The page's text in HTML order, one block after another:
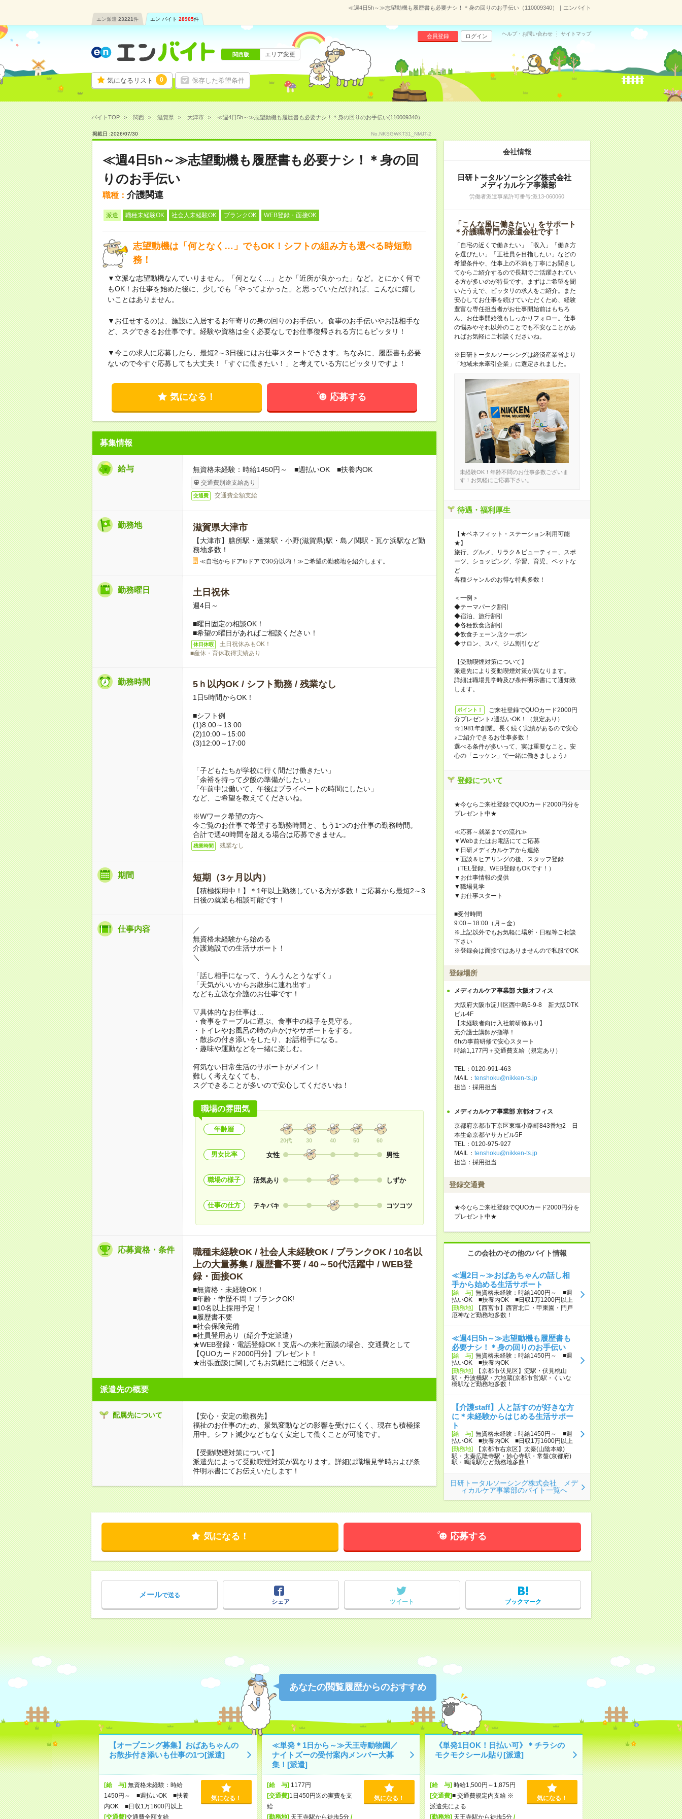
≪週4日5h～≫志望動機も履歴書も必要ナシ！＊身の回りのお手伝い（110009340）｜エンバイト
エン派遣 23221件 エン バイト 28905件
気になるリスト 0 保存した希望条件
会員登録 ログイン ヘルプ・お問い合わせ サイトマップ
関西版 エリア変更
バイトTOP 関西 滋賀県 大津市 ≪週4日5h～≫志望動機も履歴書も必要ナシ！＊身の回りのお手伝い(110009340）
掲載日 :2026/07/30 No.NKSGWKT31_NMJT-2
≪週4日5h～≫志望動機も履歴書も必要ナシ！＊身の回
りのお手伝い
職種： 介護関連
派遣 職種未経験OK 社会人未経験OK ブランクOK WEB登録・面接OK
志望動機は「何となく…」でもOK！シフトの組み方も選べる時短勤
務！
▼立派な志望動機なんていりません。「何となく…」とか「近所が良かった」など。とにかく何で
もOK！お仕事を始めた後に、少しでも「やってよかった」と思っていただければ、こんなに嬉し
いことはありません。
▼お任せするのは、施設に入居するお年寄りの身の回りのお手伝い。食事のお手伝いやお話相手な
ど、スグできるお仕事です。経験や資格は全く必要なしでお仕事復帰される方にもピッタリ！
▼今この求人に応募したら、最短2～3日後にはお仕事スタートできます。ちなみに、履歴書も必要
ないので今すぐ応募しても大丈夫！「すぐに働きたい！」と考えている方にピッタリですよ！
気になる！ 応募する
募集情報
給与 無資格未経験：時給1450円～ ■週払いOK ■扶養内OK
交通費別途支給あり
交通費 交通費全額支給
勤務地 滋賀県大津市
【大津市】膳所駅・蓬莱駅・小野(滋賀県)駅・島ノ関駅・瓦ケ浜駅など勤
務地多数！
≪自宅からドアtoドアで30分以内！≫ご希望の勤務地を紹介します。
勤務曜日 土日祝休
週4日～
■曜日固定の相談OK！
■希望の曜日があればご相談ください！
休日休暇
土日祝休みもOK！
■産休・育休取得実績あり
勤務時間 5ｈ以内OK / シフト勤務 / 残業なし
1日5時間からOK！
■シフト例
(1)8:00～13:00
(2)10:00～15:00
(3)12:00～17:00
「子どもたちが学校に行く間だけ働きたい」
「余裕を持って夕飯の準備がしたい」
「午前中は働いて、午後はプライベートの時間にしたい」
など、ご希望を教えてくださいね。
※Wワーク希望の方へ
今ご覧のお仕事で希望する勤務時間と、もう1つのお仕事の勤務時間。
合計で週40時間を超える場合は応募できません。
残業時間 残業なし
期間 短期（3ヶ月以内）
【積極採用中！】＊1年以上勤務している方が多数！ご応募から最短2～3
日後の就業も相談可能です！
仕事内容
／
無資格未経験から始める
介護施設での生活サポート！
＼
「話し相手になって、うんうんとうなずく」
「天気がいいからお散歩に連れ出す」
なども立派な介護のお仕事です！
▽具体的なお仕事は…
・食事をテーブルに運ぶ、食事中の様子を見守る。
・トイレやお風呂の時の声かけやサポートをする。
・散歩の付き添いをしたり、お話相手になる。
・趣味や運動などを一緒に楽しむ。
何気ない日常生活のサポートがメイン！
難しく考えなくても、
スグできることが多いので安心してくださいね！
職場の雰囲気
年齢層
20代 30 40 50 60
男女比率 女性 男性
職場の様子 活気あり しずか
仕事の仕方 テキパキ コツコツ
応募資格・条件
職種未経験OK / 社会人未経験OK / ブランクOK / 10名以
上の大量募集 / 履歴書不要 / 40～50代活躍中 / WEB登
録・面接OK
■無資格・未経験OK！
■年齢・学歴不問！ブランクOK!
■10名以上採用予定！
■履歴書不要
■社会保険完備
■社員登用あり（紹介予定派遣）
★WEB登録・電話登録OK！支店への来社面談の場合、交通費として
【QUOカード2000円分】プレゼント！
★出張面談に関してもお気軽にご相談ください。
派遣先の概要
配属先について
【安心・安定の勤務先】
福祉のお仕事のため、景気変動などの影響を受けにくく、現在も積極採
用中。シフト減少などもなく安定して働くことが可能です。
【受動喫煙対策について】
派遣先によって受動喫煙対策が異なります。詳細は職場見学時および条
件明示書にてお伝えいたします！
会社情報
日研トータルソーシング株式会社
メディカルケア事業部
労働者派遣事業許可番号:派13-060060
「こんな風に働きたい」をサポート
＊介護職専門の派遣会社です！
「自宅の近くで働きたい」「収入」「働き方
を選びたい」「正社員を目指したい」などの
希望条件や、仕事上の不満も丁寧にお聞きし
てからご紹介するので長期でご活躍されてい
る方が多いのが特長です。まずはご希望を聞
いたうえで、ピッタリの求人をご紹介。また
安心してお仕事を続けていただくため、経験
豊富な専任担当者がお仕事開始前はもちろ
ん、お仕事開始後もしっかりフォロー。仕事
の悩みやそれ以外のことでも不安なことがあ
ればお気軽にご相談くださいね。
※日研トータルソーシングは経済産業省より
「地域未来牽引企業」に選定されました。
未経験OK！年齢不問のお仕事多数ございま
す！お気軽にご応募下さい。
待遇・福利厚生
【★ベネフィット・ステーション利用可能
★】
旅行、グルメ、リラク＆ビューティー、スポ
ーツ、ショッピング、学習、育児、ペットな
ど
各種ジャンルのお得な特典多数！
＜一例＞
◆テーマパーク割引
◆宿泊、旅行割引
◆各種飲食店割引
◆飲食チェーン店クーポン
◆サロン、スパ、ジム割引など
【受動喫煙対策について】
派遣先により受動喫煙対策が異なります。
詳細は職場見学時及び条件明示書にて通知致
します。
ポイント！
ご来社登録でQUOカード2000円
分プレゼント♪週払いOK！（規定あり）
☆1981年創業。長く続く実績があるので安心
♪ご紹介できるお仕事多数！
選べる条件が多いって、実は重要なこと。安
心の「ニッケン」で一緒に働きましょう♪
登録について
★今ならご来社登録でQUOカード2000円分を
プレゼント中★
≪応募～就業までの流れ≫
▼Webまたはお電話にてご応募
▼日研メディカルケアから連絡
▼面談＆ヒアリングの後、スタッフ登録
（TEL登録、WEB登録もOKです！）
▼お仕事情報の提供
▼職場見学
▼お仕事スタート
■受付時間
9:00～18:00（月～金）
※上記以外でもお気軽に場所・日程等ご相談
下さい
※登録会は面接ではありませんので私服でOK
登録場所
メディカルケア事業部 大阪オフィス
大阪府大阪市淀川区西中島5-9-8 新大阪DTK
ビル4F
【未経験者向け入社前研修あり】
元介護士講師が指導！
6hの事前研修で安心スタート
時給1,177円＋交通費支給（規定あり）
TEL：0120-991-463
MAIL： tenshoku@nikken-ts.jp
担当：採用担当
メディカルケア事業部 京都オフィス
京都府京都市下京区東塩小路町843番地2 日
本生命京都ヤサカビル5F
TEL：0120-975-927
MAIL： tenshoku@nikken-ts.jp
担当：採用担当
登録交通費
★今ならご来社登録でQUOカード2000円分を
プレゼント中★
この会社のその他のバイト情報
≪週2日～≫おばあちゃんの話し相
手から始める生活サポート
[給 与] 無資格未経験：時給1400円～ ■週
払いOK ■扶養内OK ■日収1万1200円以上
[勤務地]
【西宮市】西宮北口・甲東園・門戸
厄神など勤務地多数！
≪週4日5h～≫志望動機も履歴書も
必要ナシ！＊身の回りのお手伝い
[給 与] 無資格未経験：時給1450円～ ■週
払いOK ■扶養内OK
[勤務地]
【京都市伏見区】淀駅・伏見桃山
駅・丹波橋駅・六地蔵(京都市営)駅・くいな
橋駅など勤務地多数！
【介護staff】人と話すのが好きな方
に＊未経験からはじめる生活サポー
ト
[給 与] 無資格未経験：時給1450円～ ■週
払いOK ■扶養内OK ■日収1万1600円以上
[勤務地]
【京都市右京区】太秦(山陰本線)
駅・太秦広隆寺駅・妙心寺駅・常盤(京都府)
駅・鳴滝駅など勤務地多数！
日研トータルソーシング株式会社 メデ
ィカルケア事業部のバイト一覧へ
気になる！ 応募する
メールで送る
シェア
ツイート ブックマーク
あなたの閲覧履歴からのおすすめ
【オープニング募集】おばあちゃんの
お散歩付き添いも仕事の1つ[派遣]
[給 与]無資格未経験：時給
1450円～ ■週払いOK ■扶養
内OK ■日収1万1600円以上
[交通費]交通費全額支給
気になる！
≪単発＊1日から～≫天王寺動物園／
ナイトズーの受付案内メンバー大募
集！[派遣]
[給 与]1177円
[交通費]1日450円迄の実費を支
給
[勤務地]天王寺駅から徒歩5分/
気になる！
《単発1日OK！日払い可》＊チラシの
モクモクシール貼り[派遣]
[給 与]時給1,500円～1,875円
[交通費]■ 交通費規定内支給 ※
派遣先による
[勤務地]天王寺駅から徒歩5分/
気になる！